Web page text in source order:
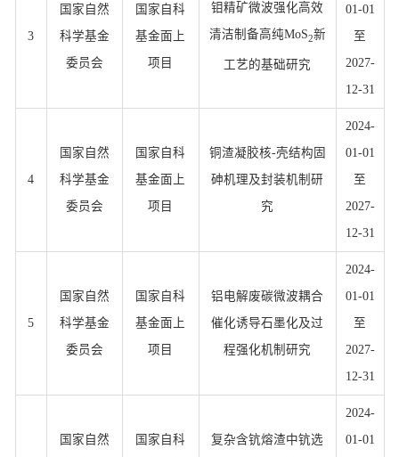
3
国家自然
科学基金
委员会
国家自科
基金面上
项目
钼精矿微波强化高效
清洁制备高纯MoS2新
工艺的基础研究
01-01
至
2027-
12-31
4
国家自然
科学基金
委员会
国家自科
基金面上
项目
铜渣凝胶核-壳结构固
砷机理及封装机制研
究
2024-
01-01
至
2027-
12-31
5
国家自然
科学基金
委员会
国家自科
基金面上
项目
铝电解废碳微波耦合
催化诱导石墨化及过
程强化机制研究
2024-
01-01
至
2027-
12-31
国家自然
国家自科
复杂含钪熔渣中钪选
2024-
01-01